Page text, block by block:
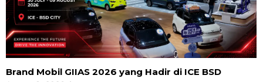
Brand Mobil GIIAS 2026 yang Hadir di ICE BSD